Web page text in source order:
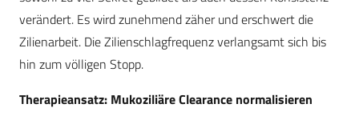
verändert. Es wird zunehmend zäher und erschwert die
Zilienarbeit. Die Zilienschlagfrequenz verlangsamt sich bis
hin zum völligen Stopp.
Therapieansatz: Mukoziliäre Clearance normalisieren